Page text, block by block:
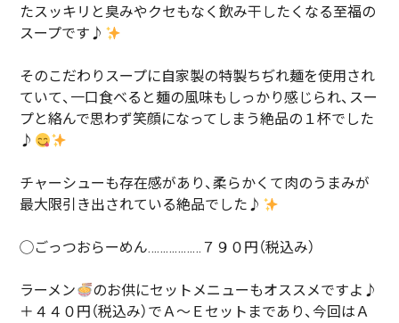
たスッキリと臭みやクセもなく飲み干したくなる至福の
スープです♪
そのこだわりスープに自家製の特製ちぢれ麺を使用され
ていて、一口食べると麺の風味もしっかり感じられ、スー
プと絡んで思わず笑顔になってしまう絶品の１杯でした
♪
チャーシューも存在感があり、柔らかくて肉のうまみが
最大限引き出されている絶品でした♪
◯ごっつおらーめん………………７９０円（税込み）
ラーメン
のお供にセットメニューもオススメですよ♪
＋４４０円（税込み）でＡ〜Ｅセットまであり、今回はＡ